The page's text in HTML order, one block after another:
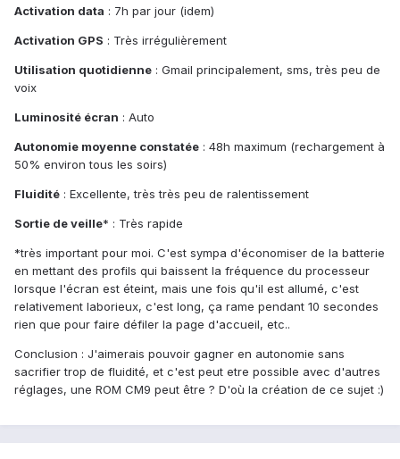
Activation data : 7h par jour (idem)
Activation GPS : Très irrégulièrement
Utilisation quotidienne : Gmail principalement, sms, très peu de
voix
Luminosité écran : Auto
Autonomie moyenne constatée : 48h maximum (rechargement à
50% environ tous les soirs)
Fluidité : Excellente, très très peu de ralentissement
Sortie de veille* : Très rapide
*très important pour moi. C'est sympa d'économiser de la batterie
en mettant des profils qui baissent la fréquence du processeur
lorsque l'écran est éteint, mais une fois qu'il est allumé, c'est
relativement laborieux, c'est long, ça rame pendant 10 secondes
rien que pour faire défiler la page d'accueil, etc..
Conclusion : J'aimerais pouvoir gagner en autonomie sans
sacrifier trop de fluidité, et c'est peut etre possible avec d'autres
réglages, une ROM CM9 peut être ? D'où la création de ce sujet :)